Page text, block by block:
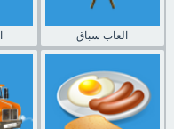
العاب سباق